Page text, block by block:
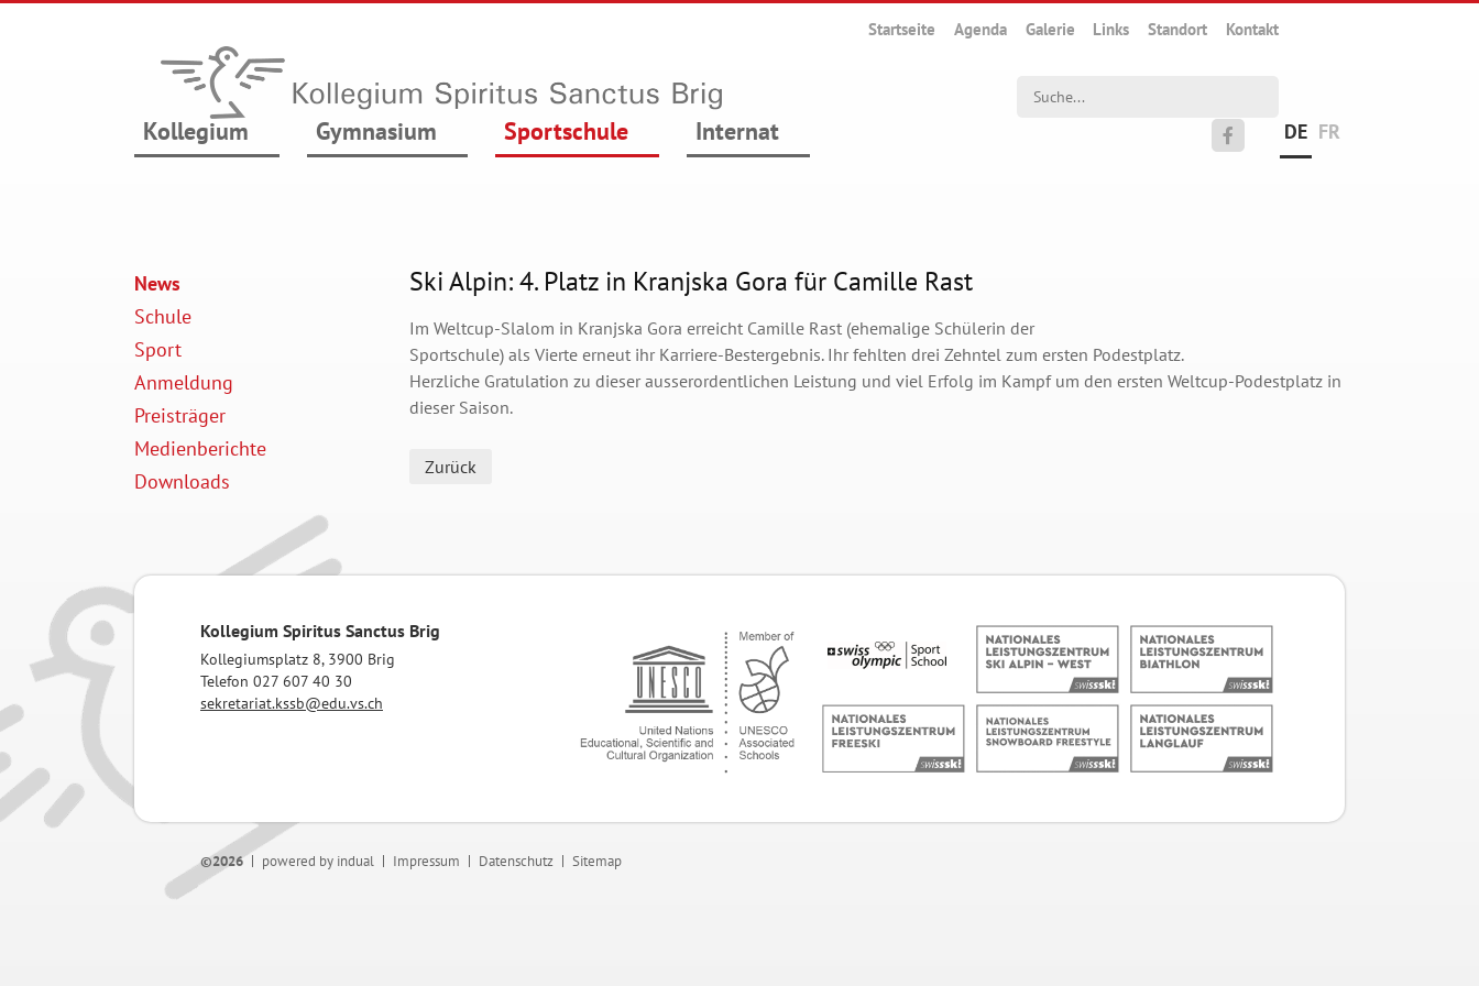
Startseite Agenda Galerie Links Standort Kontakt
Kollegium Gymnasium Sportschule Internat DE FR

News
Schule
Sport
Anmeldung
Preisträger
Medienberichte
Downloads
Ski Alpin: 4. Platz in Kranjska Gora für Camille Rast
Im Weltcup-Slalom in Kranjska Gora erreicht Camille Rast (ehemalige Schülerin der
Sportschule) als Vierte erneut ihr Karriere-Bestergebnis. Ihr fehlten drei Zehntel zum ersten Podestplatz.
Herzliche Gratulation zu dieser ausserordentlichen Leistung und viel Erfolg im Kampf um den ersten Weltcup-Podestplatz in
dieser Saison.
Zurück
Kollegium Spiritus Sanctus Brig
Kollegiumsplatz 8, 3900 Brig
Telefon 027 607 40 30
sekretariat.kssb@edu.vs.ch
©2026 powered by indual Impressum Datenschutz Sitemap